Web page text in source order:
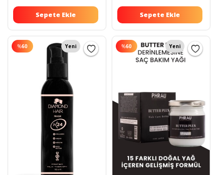
Sepete Ekle Sepete Ekle
%60 Yeni %60 Yeni